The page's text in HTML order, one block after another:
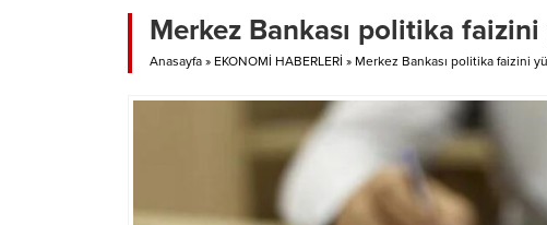
Merkez Bankası politika faizini
Anasayfa » EKONOMİ HABERLERİ » Merkez Bankası politika faizini